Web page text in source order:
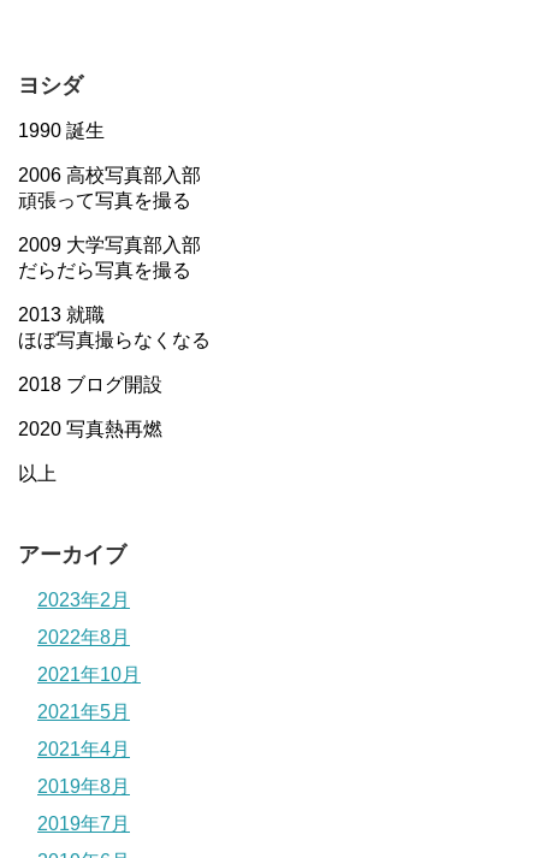
ヨシダ
1990 誕生
2006 高校写真部入部
頑張って写真を撮る
2009 大学写真部入部
だらだら写真を撮る
2013 就職
ほぼ写真撮らなくなる
2018 ブログ開設
2020 写真熱再燃
以上
アーカイブ
2023年2月
2022年8月
2021年10月
2021年5月
2021年4月
2019年8月
2019年7月